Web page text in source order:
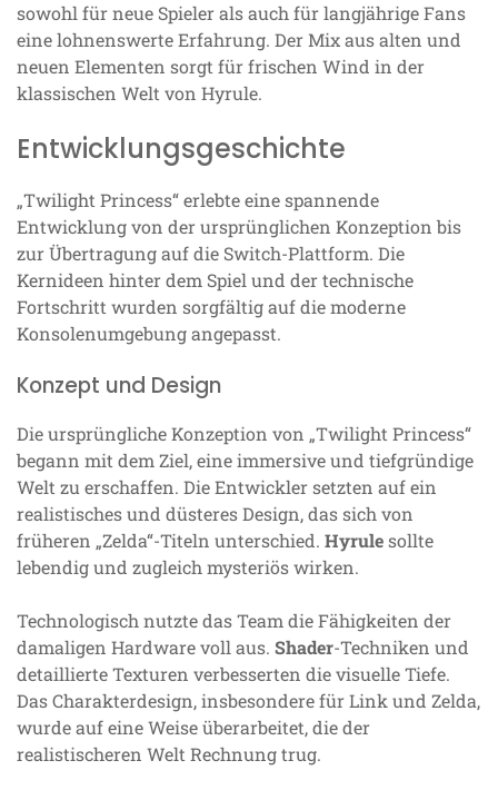
sowohl für neue Spieler als auch für langjährige Fans
eine lohnenswerte Erfahrung. Der Mix aus alten und
neuen Elementen sorgt für frischen Wind in der
klassischen Welt von Hyrule.
Entwicklungsgeschichte
„Twilight Princess“ erlebte eine spannende
Entwicklung von der ursprünglichen Konzeption bis
zur Übertragung auf die Switch-Plattform. Die
Kernideen hinter dem Spiel und der technische
Fortschritt wurden sorgfältig auf die moderne
Konsolenumgebung angepasst.
Konzept und Design
Die ursprüngliche Konzeption von „Twilight Princess“
begann mit dem Ziel, eine immersive und tiefgründige
Welt zu erschaffen. Die Entwickler setzten auf ein
realistisches und düsteres Design, das sich von
früheren „Zelda“-Titeln unterschied. Hyrulesollte
lebendig und zugleich mysteriös wirken.
Technologisch nutzte das Team die Fähigkeiten der
damaligen Hardware voll aus. Shader-Techniken und
detaillierte Texturen verbesserten die visuelle Tiefe.
Das Charakterdesign, insbesondere für Link und Zelda,
wurde auf eine Weise überarbeitet, die der
realistischeren Welt Rechnung trug.